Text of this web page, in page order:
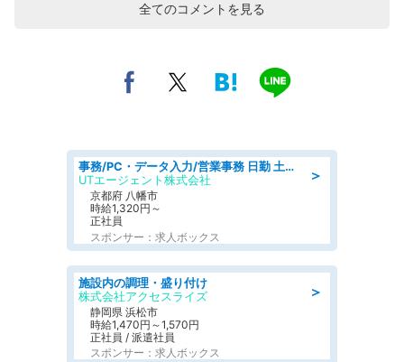
全てのコメントを見る
＞
事務/PC・データ入力/営業事務 日勤 土日祝休み オフィス家具の会社で一般事務
UTエージェント株式会社
京都府 八幡市
時給1,320円～
正社員
スポンサー：求人ボックス
＞
施設内の調理・盛り付け
株式会社アクセスライズ
静岡県 浜松市
時給1,470円～1,570円
正社員 / 派遣社員
スポンサー：求人ボックス